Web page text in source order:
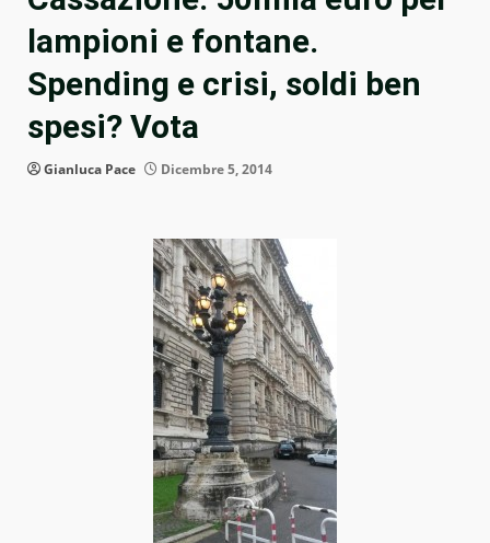
lampioni e fontane.
Spending e crisi, soldi ben
spesi? Vota
Gianluca Pace Dicembre 5, 2014